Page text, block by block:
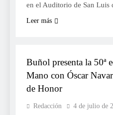
en el Auditorio de San
Leer más
Buñol presenta la 50ª
Mano con Óscar
de Honor
Redacción 4 de julio de